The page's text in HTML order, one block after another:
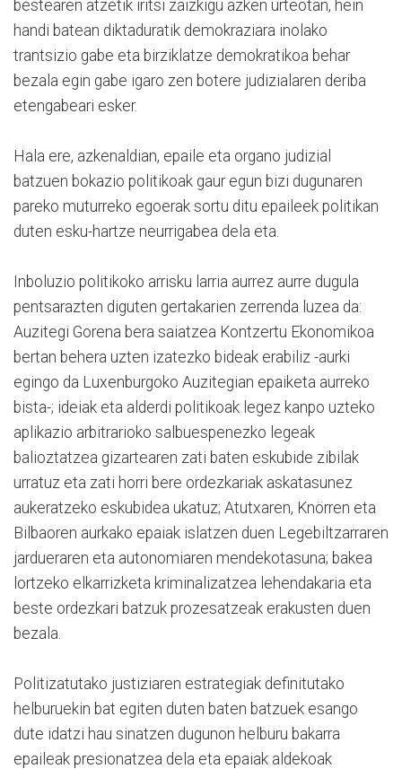
bestearen atzetik iritsi zaizkigu azken urteotan, hein
handi batean diktaduratik demokraziara inolako
trantsizio gabe eta birziklatze demokratikoa behar
bezala egin gabe igaro zen botere judizialaren deriba
etengabeari esker.
Hala ere, azkenaldian, epaile eta organo judizial
batzuen bokazio politikoak gaur egun bizi dugunaren
pareko muturreko egoerak sortu ditu epaileek politikan
duten esku-hartze neurrigabea dela eta.
Inboluzio politikoko arrisku larria aurrez aurre dugula
pentsarazten diguten gertakarien zerrenda luzea da:
Auzitegi Gorena bera saiatzea Kontzertu Ekonomikoa
bertan behera uzten izatezko bideak erabiliz -aurki
egingo da Luxenburgoko Auzitegian epaiketa aurreko
bista-; ideiak eta alderdi politikoak legez kanpo uzteko
aplikazio arbitrarioko salbuespenezko legeak
balioztatzea gizartearen zati baten eskubide zibilak
urratuz eta zati horri bere ordezkariak askatasunez
aukeratzeko eskubidea ukatuz; Atutxaren, Knörren eta
Bilbaoren aurkako epaiak islatzen duen Legebiltzarraren
jardueraren eta autonomiaren mendekotasuna; bakea
lortzeko elkarrizketa kriminalizatzea lehendakaria eta
beste ordezkari batzuk prozesatzeak erakusten duen
bezala.
Politizatutako justiziaren estrategiak definitutako
helburuekin bat egiten duten baten batzuek esango
dute idatzi hau sinatzen dugunon helburu bakarra
epaileak presionatzea dela eta epaiak aldekoak